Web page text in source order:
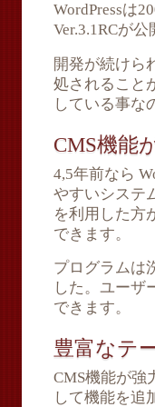
WordPressは
Ver.3.1RCが
開発が続けら
処されること
している事な
CMS機能
4,5年前なら
やすいシステ
を利用した方
できます。
プログラムは
した。ユーザ
できます。
豊富なテ
CMS機能が強
して機能を追